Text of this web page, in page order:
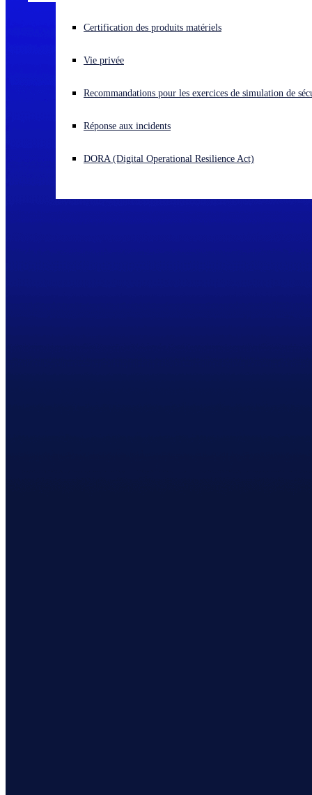
Vous subissez une cyberattaque ? Obtenez une aide immédiate.
Open language switcher
Certification des produits matériels
Vie privée
Recommandations pour les exercices de simulation de
Réponse aux incidents
DORA (Digital Operational Resilience Act)